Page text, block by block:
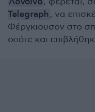
Telegraph, να
Φέργκιουσον στο
οπότε και